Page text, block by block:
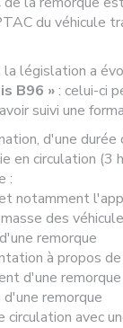
du véhicule
législation a
B96 »: celui-ci
suivi une
d'une durée
en circulation (3
:
notamment
des
remorque
à propos
d'une
remorque
circulation avec